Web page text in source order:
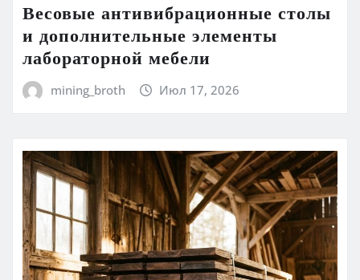
Весовые антивибрационные столы
и дополнительные элементы
лабораторной мебели
mining_broth Июл 17, 2026